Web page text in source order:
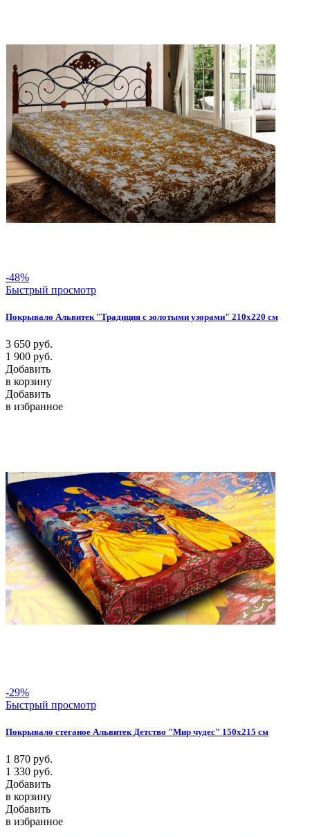
-48%
Быстрый просмотр
Покрывало Альвитек "Традиция с золотыми узорами" 210х220 см
3 650 руб.
1 900 руб.
Добавить
в корзину
Добавить
в избранное
-29%
Быстрый просмотр
Покрывало стеганое Альвитек Детство "Мир чудес" 150х215 см
1 870 руб.
1 330 руб.
Добавить
в корзину
Добавить
в избранное